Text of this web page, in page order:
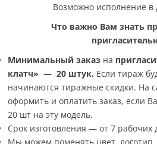
Возможно исполнение в
Что важно Вам знать
Минимальный заказ на
клатч» — 20 штук. Если тираж
начинаются тиражные скидки. На
оформить и оплатить заказ, если
20 шт на эту модель.
Срок изготовления — от 7 рабочих
Мы можем поменять цвет, логотип,